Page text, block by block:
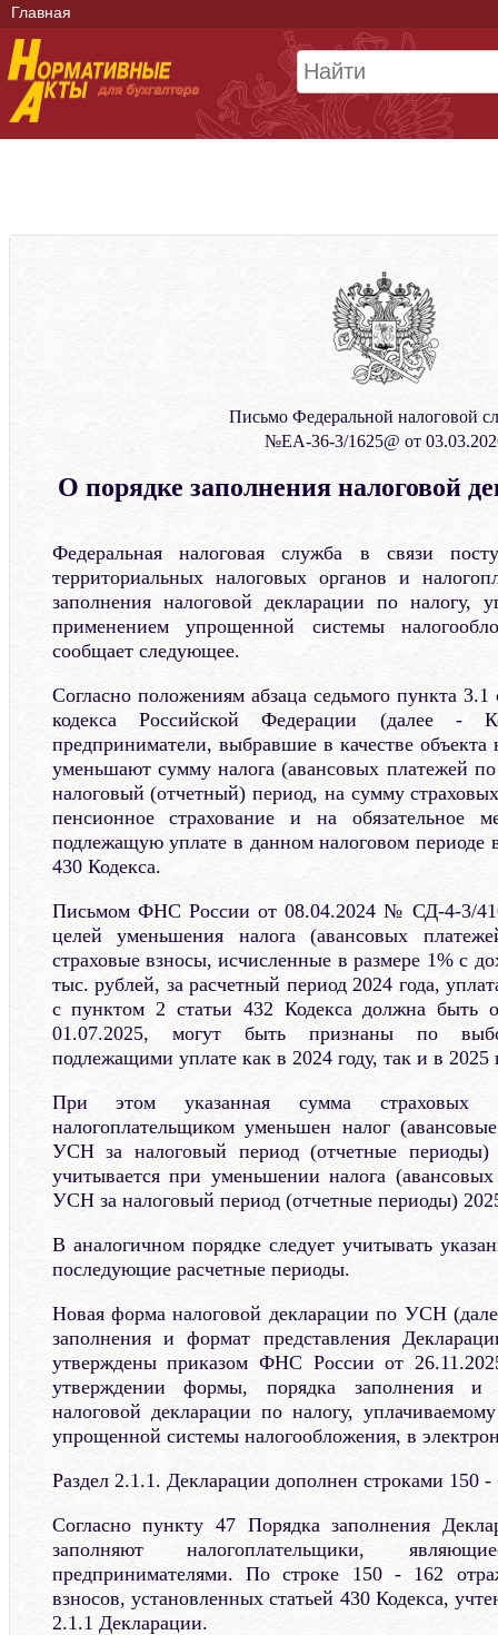
Главная
Письмо Федеральной налоговой
№ЕА-36-3/1625@ от
О порядке заполнения налоговой
Федеральная налоговая служба в связи
территориальных налоговых органов и
заполнения налоговой декларации по налогу,
применением упрощенной системы
сообщает следующее.
Согласно положениям абзаца седьмого пункта 3.1
кодекса Российской Федерации (далее -
предприниматели, выбравшие в качестве объекта
уменьшают сумму налога (авансовых платежей
налоговый (отчетный) период, на сумму
пенсионное страхование и на обязательное
подлежащую уплате в данном налоговом периоде
430 Кодекса.
Письмом ФНС России от 08.04.2024 № СД-4-3/
целей уменьшения налога (авансовых
страховые взносы, исчисленные в размере 1% с
тыс. рублей, за расчетный период 2024 года,
с пунктом 2 статьи 432 Кодекса должна быть
01.07.2025, могут быть признаны по
подлежащими уплате как в 2024 году, так и в 2025
При этом указанная сумма страховых
налогоплательщиком уменьшен налог
УСН за налоговый период (отчетные периоды)
учитывается при уменьшении налога
УСН за налоговый период (отчетные периоды)
В аналогичном порядке следует учитывать
последующие расчетные периоды.
Новая форма налоговой декларации по УСН
заполнения и формат представления
утверждены приказом ФНС России от
утверждении формы, порядка заполнения и
налоговой декларации по налогу,
упрощенной системы налогообложения, в
Раздел 2.1.1. Декларации дополнен строками 150 -
Согласно пункту 47 Порядка заполнения
заполняют налогоплательщики,
предпринимателями. По строке 150 - 162
взносов, установленных статьей 430 Кодекса,
2.1.1 Декларации.